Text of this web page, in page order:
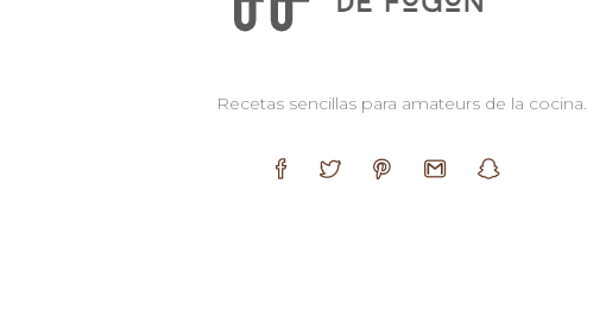
Recetas sencillas para amateurs de la cocina.